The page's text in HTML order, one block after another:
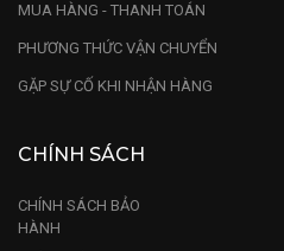
MUA HÀNG - THANH TOÁN
PHƯƠNG THỨC VẬN CHUYỂN
GẶP SỰ CỐ KHI NHẬN HÀNG
CHÍNH SÁCH
CHÍNH SÁCH BẢO
HÀNH